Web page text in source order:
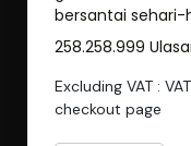
bersantai sehari-
258.258.999
Excluding VAT :
checkout page